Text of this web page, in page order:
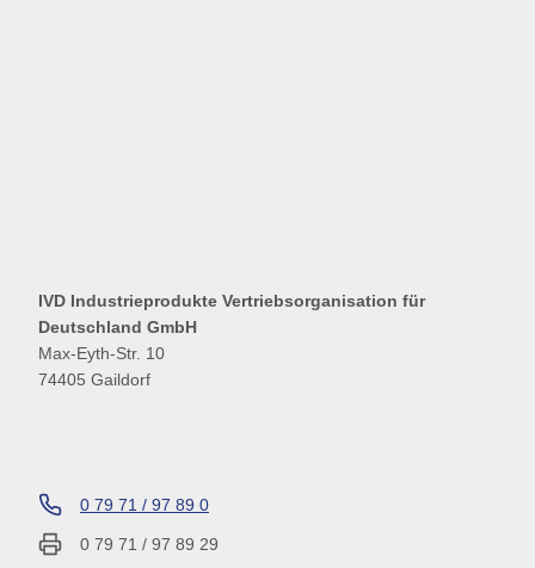
IVD Industrieprodukte Vertriebsorganisation für
Deutschland GmbH
Max-Eyth-Str. 10
74405 Gaildorf
0 79 71 / 97 89 0
0 79 71 / 97 89 29